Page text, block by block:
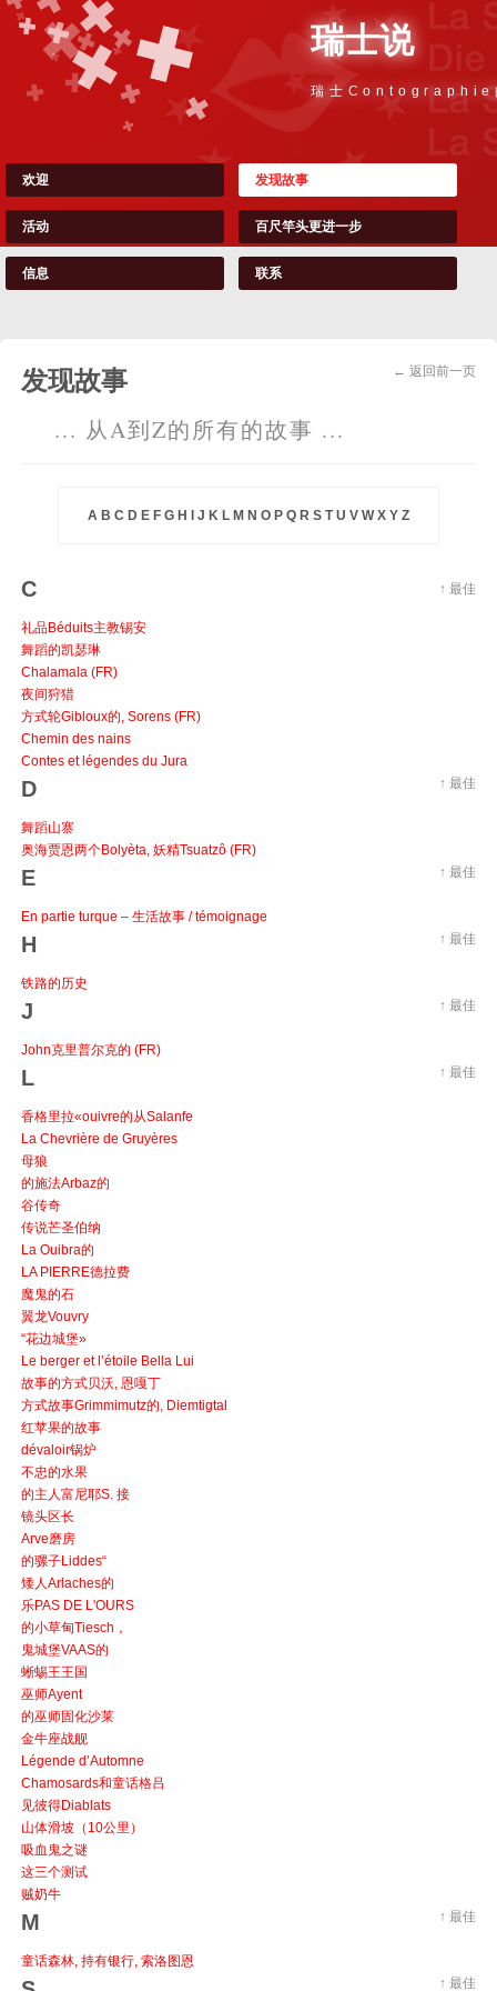
瑞士说
瑞士Contographie
欢迎 发现故事
活动 百尺竿头更进一步
信息 联系
← 返回前一页
发现故事
... 从A到Z的所有的故事 ...
A B C D E F G H J K L M N O P Q R S TU V WX Y Z
↑ 最佳
C
礼品Bé​​duits主教锡安
舞蹈的凯瑟琳
Chalamala (FR)
夜间狩猎
方式轮Gibloux的, Sorens (FR)
Chemin des nains
Contes et légendes du Jura
↑ 最佳
D
舞蹈山寨
奥海贾恩两个Bolyèta, 妖精Tsuatzô (FR)
↑ 最佳
E
En partie turque – 生活故事 / témoignage
↑ 最佳
H
铁路的历史
↑ 最佳
J
John克里普尔克的 (FR)
↑ 最佳
L
香格里拉«ouivre的从Salanfe
La Chevrière de Gruyères
母狼
的施法Arbaz的
谷传奇
传说芒圣伯纳
La Ouibra的
LA PIERRE德拉费
魔鬼的石
翼龙Vouvry
“花边城堡»
Le berger et l’étoile Bella Lui
故事的方式贝沃, 恩嘎丁
方式故事Grimmimutz的, Diemtigtal
红苹果的故事
dévaloir锅炉
不忠的水果
的主人富尼耶S. 接
镜头区长
Arve磨房
的骡子Liddes“
矮人Arlaches的
乐PAS DE L'OURS
的小草甸Tiesch，
鬼城堡VAAS的
蜥蜴王王国
巫师Ayent
的巫师固化沙莱
金牛座战舰
Légende d’Automne
Chamosards和童话格吕
见彼得Diablats
山体滑坡（10公里）
吸血鬼之谜
这三个测试
贼奶牛
↑ 最佳
M
童话森林, 持有银行, 索洛图恩
↑ 最佳